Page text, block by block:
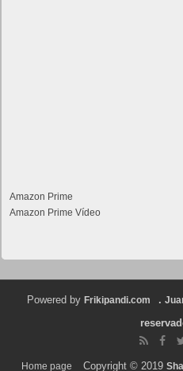
Amazon Prime
Amazon Prime Vídeo
Powered by Frikipandi.com .
Home page Copyright © 2019